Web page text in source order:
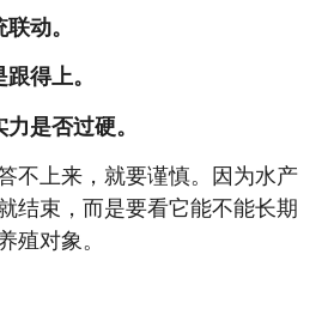
动。
得上。
是否过硬。
不上来，就要谨慎。因为水产
结束，而是要看它能不能长期
殖对象。